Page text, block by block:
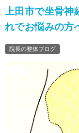
上田市で坐骨神
れでお悩みの方
院長の整体ブログ